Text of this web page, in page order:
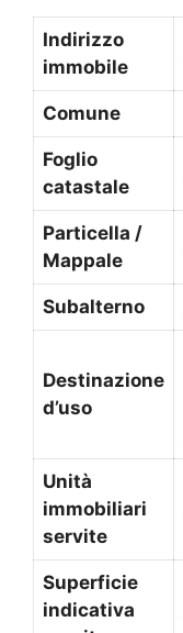
Indirizzo
immobile
Comune
Foglio
catastale
Particella /
Mappale
Subalterno
Destinazione
d’uso
Unità
immobiliari
servite
Superficie
indicativa